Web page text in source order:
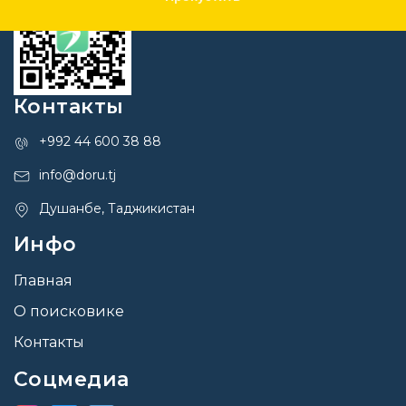
Контакты
+992 44 600 38 88
info@doru.tj
Душанбе, Таджикистан
Инфо
Главная
О поисковике
Контакты
Соцмедиа